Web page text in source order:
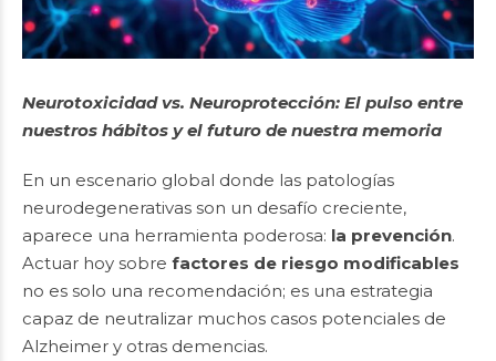
Neurotoxicidad vs. Neuroprotección: El pulso entre
nuestros hábitos y el futuro de nuestra memoria
En un escenario global donde las patologías
neurodegenerativas son un desafío creciente,
aparece una herramienta poderosa: la prevención.
Actuar hoy sobre factores de riesgo modificables
no es solo una recomendación; es una estrategia
capaz de neutralizar muchos casos potenciales de
Alzheimer y otras demencias.